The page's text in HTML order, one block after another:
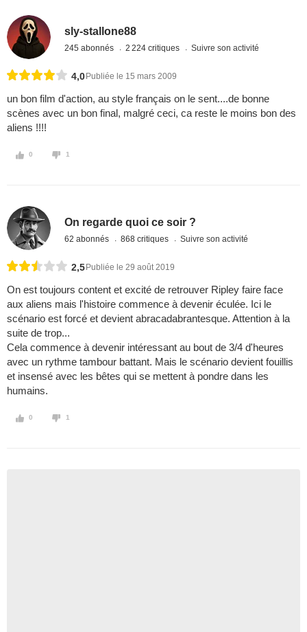
sly-stallone88
245 abonnés 2 224 critiques Suivre son activité
4,0 Publiée le 15 mars 2009
un bon film d'action, au style français on le sent....de bonne
scènes avec un bon final, malgré ceci, ca reste le moins bon des
aliens !!!!
0 1
On regarde quoi ce soir ?
62 abonnés 868 critiques Suivre son activité
2,5 Publiée le 29 août 2019
On est toujours content et excité de retrouver Ripley faire face
aux aliens mais l'histoire commence à devenir éculée. Ici le
scénario est forcé et devient abracadabrantesque. Attention à la
suite de trop...
Cela commence à devenir intéressant au bout de 3/4 d'heures
avec un rythme tambour battant. Mais le scénario devient fouillis
et insensé avec les bêtes qui se mettent à pondre dans les
humains.
0 1